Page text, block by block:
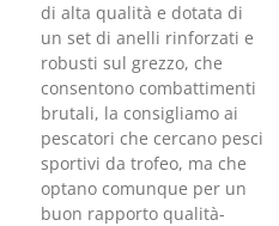
di alta qualità e dotata di
un set di anelli rinforzati e
robusti sul grezzo, che
consentono combattimenti
brutali, la consigliamo ai
pescatori che cercano pesci
sportivi da trofeo, ma che
optano comunque per un
buon rapporto qualità-